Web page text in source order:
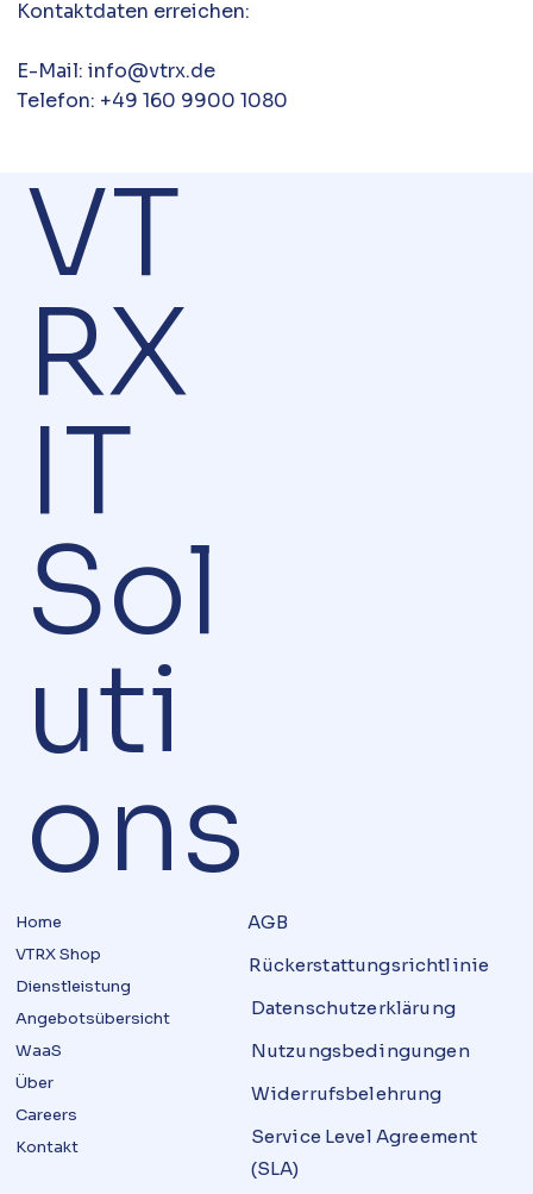
Kontaktdaten erreichen:
E-Mail: info@vtrx.de
Telefon: +49 160 9900 1080
VT
RX
IT
Sol
uti
ons
Home
VTRX Shop
Dienstleistung
Angebotsübersicht
WaaS
Über
Careers
Kontakt
AGB
Rückerstattungsrichtlinie
Datenschutz­erklärung
Nutzungsbedingungen
Widerrufsbelehrung
Service Level Agreement
(SLA)